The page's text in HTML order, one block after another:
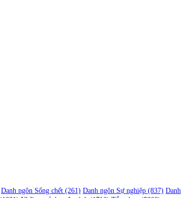
Danh ngôn Sống chết (261) Danh ngôn Sự nghiệp (837) Danh